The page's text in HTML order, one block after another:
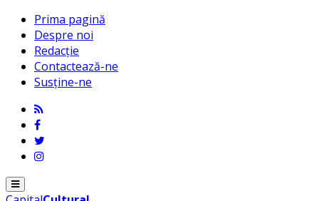
Prima pagină
Despre noi
Redacție
Contactează-ne
Susține-ne
Menu